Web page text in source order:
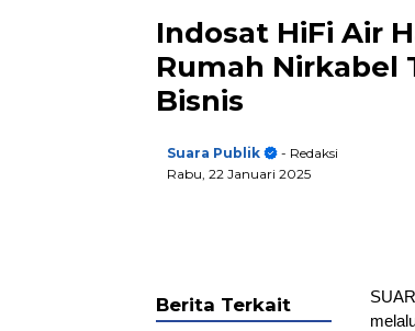
Indosat HiFi Air
Rumah Nirkabel
Bisnis
Suara Publik
- Redaksi
Rabu, 22 Januari 2025
Berita Terkait